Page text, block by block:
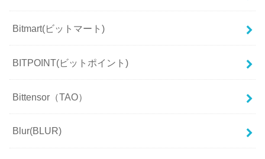
Bitmart(ビットマート)
BITPOINT(ビットポイント)
Bittensor（TAO）
Blur(BLUR)